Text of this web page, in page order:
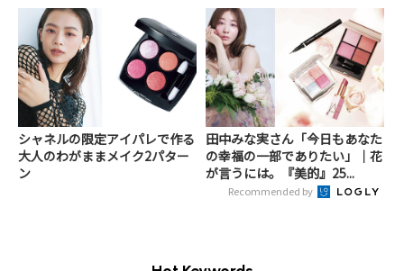
シャネルの限定アイパレで作る
大人のわがままメイク2パター
ン
田中みな実さん「今日もあなた
の幸福の一部でありたい」｜花
が言うには。『美的』25...
Recommended by